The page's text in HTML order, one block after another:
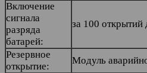
Включение
сигнала
разряда
батарей:
за 100 открытий
Резервное
открытие:
Модуль